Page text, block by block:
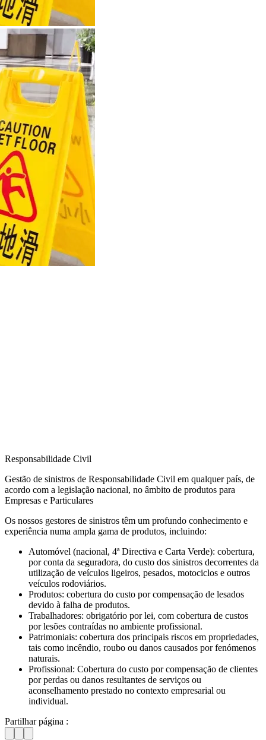
Responsabilidade Civil
Gestão de sinistros de Responsabilidade Civil em qualquer país, de
acordo com a legislação nacional, no âmbito de produtos para
Empresas e Particulares
Os nossos gestores de sinistros têm um profundo conhecimento e
experiência numa ampla gama de produtos, incluindo:
Automóvel (nacional, 4ª Directiva e Carta Verde): cobertura,
por conta da seguradora, do custo dos sinistros decorrentes da
utilização de veículos ligeiros, pesados, motociclos e outros
veículos rodoviários.
Produtos: cobertura do custo por compensação de lesados
devido à falha de produtos.
Trabalhadores: obrigatório por lei, com cobertura de custos
por lesões contraídas no ambiente profissional.
Patrimoniais: cobertura dos principais riscos em propriedades,
tais como incêndio, roubo ou danos causados por fenómenos
naturais.
Profissional: Cobertura do custo por compensação de clientes
por perdas ou danos resultantes de serviços ou
aconselhamento prestado no contexto empresarial ou
individual.
Partilhar página :